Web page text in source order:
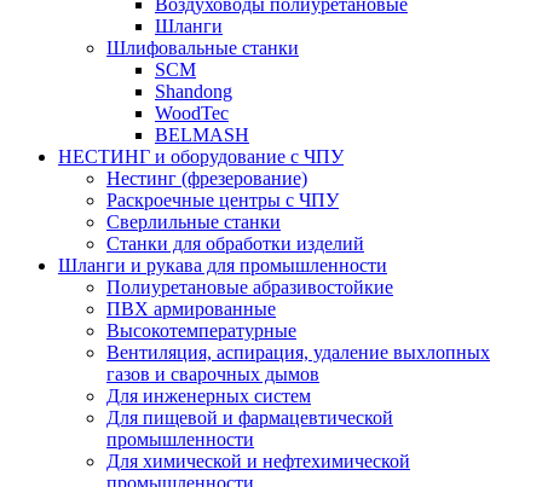
Воздуховоды полиуретановые
Шланги
Шлифовальные станки
SCM
Shandong
WoodTec
BELMASH
НЕСТИНГ и оборудование с ЧПУ
Нестинг (фрезерование)
Раскроечные центры с ЧПУ
Сверлильные станки
Станки для обработки изделий
Шланги и рукава для промышленности
Полиуретановые абразивостойкие
ПВХ армированные
Высокотемпературные
Вентиляция, аспирация, удаление выхлопных
газов и сварочных дымов
Для инженерных систем
Для пищевой и фармацевтической
промышленности
Для химической и нефтехимической